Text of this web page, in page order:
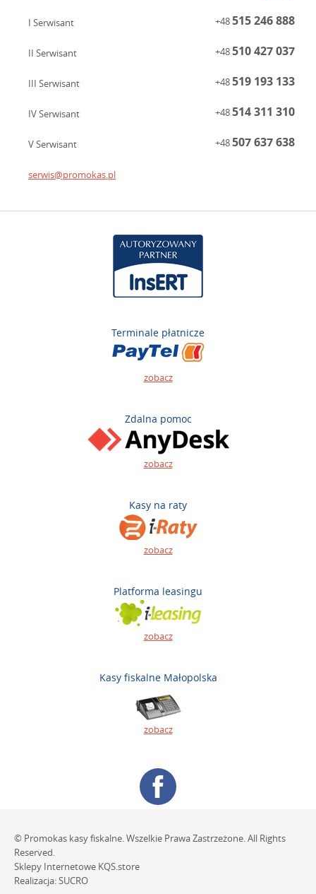
I Serwisant +48515 246 888
II Serwisant +48510 427 037
III Serwisant +48519 193 133
IV Serwisant +48514 311 310
V Serwisant +48507 637 638
serwis@promokas.pl
Terminale płatnicze
zobacz
Zdalna pomoc
zobacz
Kasy na raty
zobacz
Platforma leasingu
zobacz
Kasy fiskalne Małopolska
zobacz
© Promokas kasy fiskalne. Wszelkie Prawa Zastrzeżone. All Rights
Reserved.
Sklepy Internetowe KQS.store
Realizacja:SUCRO